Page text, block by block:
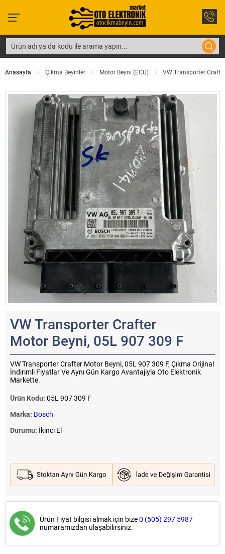
Anasayfa Çıkma Beyinler Motor Beyni (ECU) VW Transporter
VW Transporter Crafter
Motor Beyni, 05L 907 309 F
VW Transporter Crafter Motor Beyni, 05L 907 309 F, Çıkma Orijinal
İndirimli Fiyatlar Ve Aynı Gün Kargo Avantajıyla Oto Elektronik
Markette.
Ürün Kodu: 05L 907 309 F
Marka: Bosch
Durumu: İkinci El
Ürün Fiyat bilgisi almak için bize0 (505) 297 5987
numaramızdan ulaşabilirsiniz.